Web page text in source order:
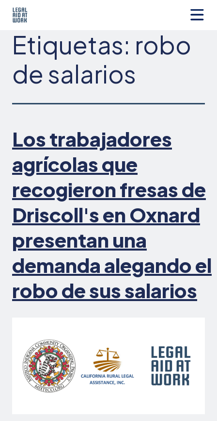
Aid
at
Etiquetas: robo
de salarios
Los trabajadores
agrícolas que
recogieron fresas de
Driscoll's en Oxnard
presentan una
demanda alegando el
robo de sus salarios